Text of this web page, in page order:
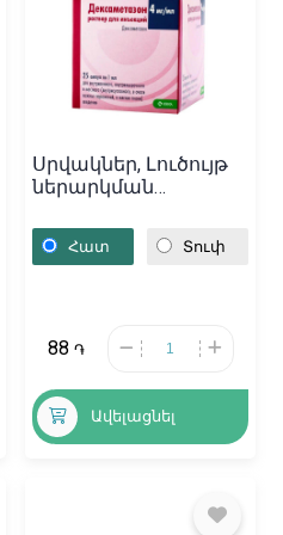
Սրվակներ, Լուծույթ
ներարկման
Սլովենիա
Հատ Տուփ
88 ֏
Ավելացնել